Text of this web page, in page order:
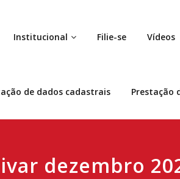
Institucional Filie-se Vídeos
de dados cadastrais Prestação
dezembro